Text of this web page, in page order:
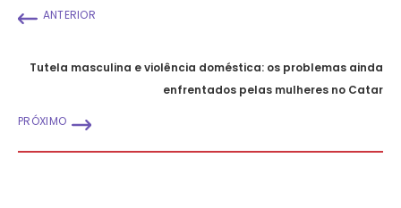
ANTERIOR
Tutela masculina e violência doméstica: os problemas ainda
enfrentados pelas mulheres no Catar
PRÓXIMO